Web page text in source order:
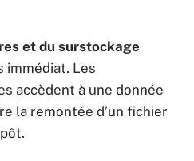
et du surstockage
immédiat. Les
accèdent à une donnée
la remontée d’un fichier